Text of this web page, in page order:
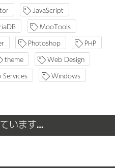
JavaScript
MooTools
Photoshop
PHP
theme
Web Design
Services
Windows
います…